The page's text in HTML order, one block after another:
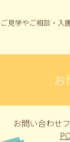
ご見学やご相談・入
お問い合わせ